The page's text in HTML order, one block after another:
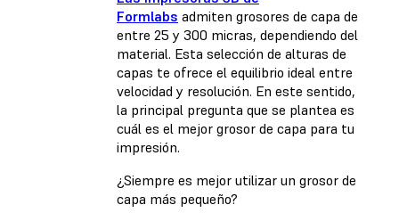
Formlabs admiten grosores de capa de
entre 25 y 300 micras, dependiendo del
material. Esta selección de alturas de
capas te ofrece el equilibrio ideal entre
velocidad y resolución. En este sentido,
la principal pregunta que se plantea es
cuál es el mejor grosor de capa para tu
impresión.
¿Siempre es mejor utilizar un grosor de
capa más pequeño?